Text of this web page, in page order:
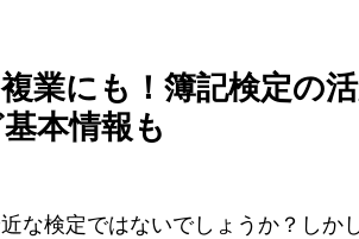
業にも！簿記検定の
本情報も
な検定ではないでしょうか？しか